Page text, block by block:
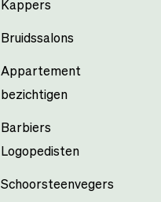
Kappers
Bruidssalons
Appartement
bezichtigen
Barbiers
Logopedisten
Schoorsteenvegers